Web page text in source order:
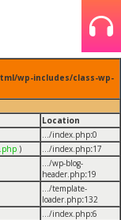
wp-includes/class-wp-
Location
.../index.php:0
) .../index.php:17
.../wp-blog-
header.php:19
.../template-
loader.php:132
.../index.php:6